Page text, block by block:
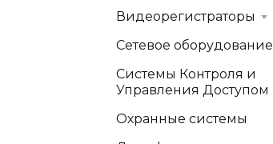
Видеорегистраторы
Сетевое оборудование
Системы Контроля и
Управления Доступом
Охранные системы